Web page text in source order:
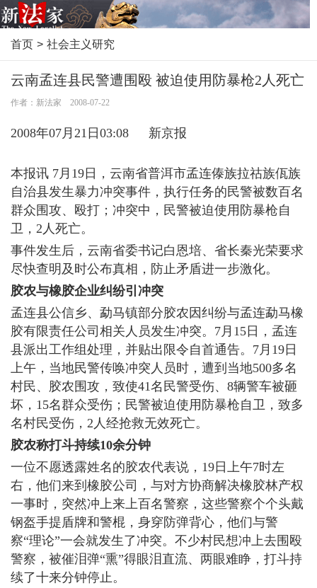
首页 > 社会主义研究
云南孟连县民警遭围殴 被迫使用防暴枪2人死亡
作者：新法家 2008-07-22
2008年07月21日03:08 新京报
本报讯 7月19日，云南省普洱市孟连傣族拉祜族佤族
自治县发生暴力冲突事件，执行任务的民警被数百名
群众围攻、殴打；冲突中，民警被迫使用防暴枪自
卫，2人死亡。
事件发生后，云南省委书记白恩培、省长秦光荣要求
尽快查明及时公布真相，防止矛盾进一步激化。
胶农与橡胶企业纠纷引冲突
孟连县公信乡、勐马镇部分胶农因纠纷与孟连勐马橡
胶有限责任公司相关人员发生冲突。7月15日，孟连
县派出工作组处理，并贴出限令自首通告。7月19日
上午，当地民警传唤冲突人员时，遭到当地500多名
村民、胶农围攻，致使41名民警受伤、8辆警车被砸
坏，15名群众受伤；民警被迫使用防暴枪自卫，致多
名村民受伤，2人经抢救无效死亡。
胶农称打斗持续10余分钟
一位不愿透露姓名的胶农代表说，19日上午7时左
右，他们来到橡胶公司，与对方协商解决橡胶林产权
一事时，突然冲上来上百名警察，这些警察个个头戴
钢盔手提盾牌和警棍，身穿防弹背心，他们与警
察“理论”一会就发生了冲突。不少村民想冲上去围殴
警察，被催泪弹“熏”得眼泪直流、两眼难睁，打斗持
续了十来分钟停止。